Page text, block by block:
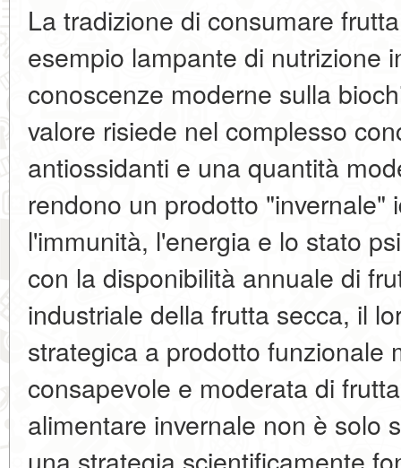
La tradizione di consumare
esempio lampante di nutrizione
conoscenze moderne sulla
valore risiede nel complesso
antiossidanti e una quantità
rendono un prodotto "invernale"
l'immunità, l'energia e lo stato
con la disponibilità annuale di
industriale della frutta secca, il
strategica a prodotto funzionale
consapevole e moderata di
alimentare invernale non è solo
una strategia scientificamente